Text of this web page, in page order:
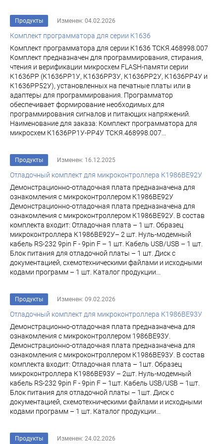
Продукты Изменен: 04.02.2026
Комплект программатора для серии К1636
Комплект программатора для серии К1636 ТСКЯ.468998.007
Комплект предназначен для программирования, стирания,
чтения и верификации микросхем FLASH-памяти серии
К1636РР (К1636РР1У, К1636РР3У, К1636РР2У, К1636РР4У и
К1636РР52У), установленных на печатные платы или в
адаптеры для программирования. Программатор
обеспечивает формирование необходимых для
программирования сигналов и питающих напряжений.
Наименование для заказа: Комплект программатора для
микросхем К1636РР1У-РР4У ТСКЯ.468998.007...
Продукты Изменен: 16.12.2025
Отладочный комплект для микроконтроллера К1986ВЕ92У
Демонстрационно-отладочная плата предназначена для
ознакомления с микроконтроллером К1986ВЕ92У
Демонстрационно-отладочная плата предназначена для
ознакомления с микроконтроллером К1986ВЕ92У. В состав
комплекта входит: Отладочная плата – 1 шт. Образец
микроконтроллера К1986ВЕ92У– 2 шт. Нуль-модемный
кабель RS-232 9pin F - 9pin F – 1 шт. Кабель USB/USB – 1 шт.
Блок питания для отладочной платы – 1 шт. Диск с
документацией, схемотехническими файлами и исходными
кодами программ – 1 шт. Каталог продукции...
Продукты Изменен: 09.02.2026
Отладочный комплект для микроконтроллера К1986ВЕ93У
Демонстрационно-отладочная плата предназначена для
ознакомления с микроконтроллером 1986ВЕ93У.
Демонстрационно-отладочная плата предназначена для
ознакомления с микроконтроллером К1986ВЕ93У. В состав
комплекта входит: Отладочная плата – 1шт. Образец
микроконтроллера К1986ВЕ93У – 2шт. Нуль-модемный
кабель RS-232 9pin F - 9pin F – 1шт. Кабель USB/USB – 1шт.
Блок питания для отладочной платы – 1шт. Диск с
документацией, схемотехническими файлами и исходными
кодами программ – 1 шт. Каталог продукции...
Продукты Изменен: 24.02.2026